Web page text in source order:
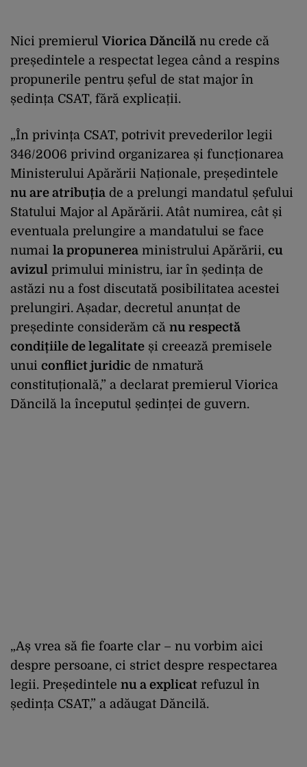
Nici premierulViorica Dăncilă nu crede că
președintele a respectat legea când a respins
propunerile pentru șeful de stat major în
ședința CSAT, fără explicații.
„În privința CSAT, potrivit prevederilor legii
346/2006 privind organizarea și funcționarea
Ministerului Apărării Naționale, președintele
nu are atribuția de a prelungi mandatul șefului
Statului Major al Apărării. Atât numirea, cât și
eventuala prelungire a mandatului se face
numai la propunerea ministrului Apărării, cu
avizul primului ministru, iar în ședința de
astăzi nu a fost discutată posibilitatea acestei
prelungiri. Așadar, decretul anunțat de
președinte considerăm că nu respectă
condițiile de legalitate și creează premisele
unui conflict juridic de nmatură
constituțională,” a declarat premierul Viorica
Dăncilă la începutul ședinței de guvern.
„Aș vrea să fie foarte clar – nu vorbim aici
despre persoane, ci strict despre respectarea
legii. Președintele nu a explicat refuzul în
ședința CSAT,” a adăugat Dăncilă.